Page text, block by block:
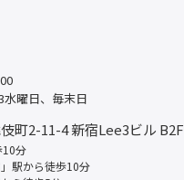
曜日、毎末日
町2-11-4新宿Lee3ビル B2F
10分
駅から徒歩10分